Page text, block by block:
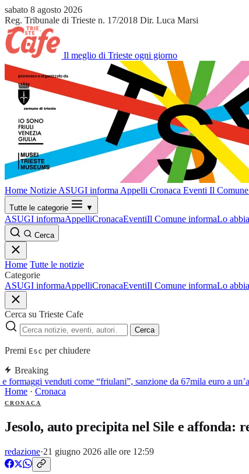
sabato 8 agosto 2026
Reg. Tribunale di Trieste n. 17/2018 Dir. Luca Marsi
Il meglio di Trieste ogni giorno
Home Notizie ASUGI informa Appelli Cronaca Eventi Il
Tutte le categorie ▼
ASUGI informaAppelliCronacaEventiIl Comune informaLo
Cerca
Home Tutte le notizie
Categorie
ASUGI informaAppelliCronacaEventiIl Comune informaLo
Cerca su Trieste Cafe
Cerca
Premi Esc per chiudere
Breaking
venduti come “friulani”, sanzione da 67mila euro a
Home · Cronaca
CRONACA
Jesolo, auto precipita nel Sile e affonda:
redazione·21 giugno 2026 alle ore 12:59